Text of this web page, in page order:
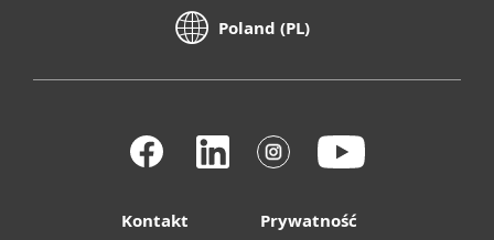
Poland (PL)
Kontakt Prywatność